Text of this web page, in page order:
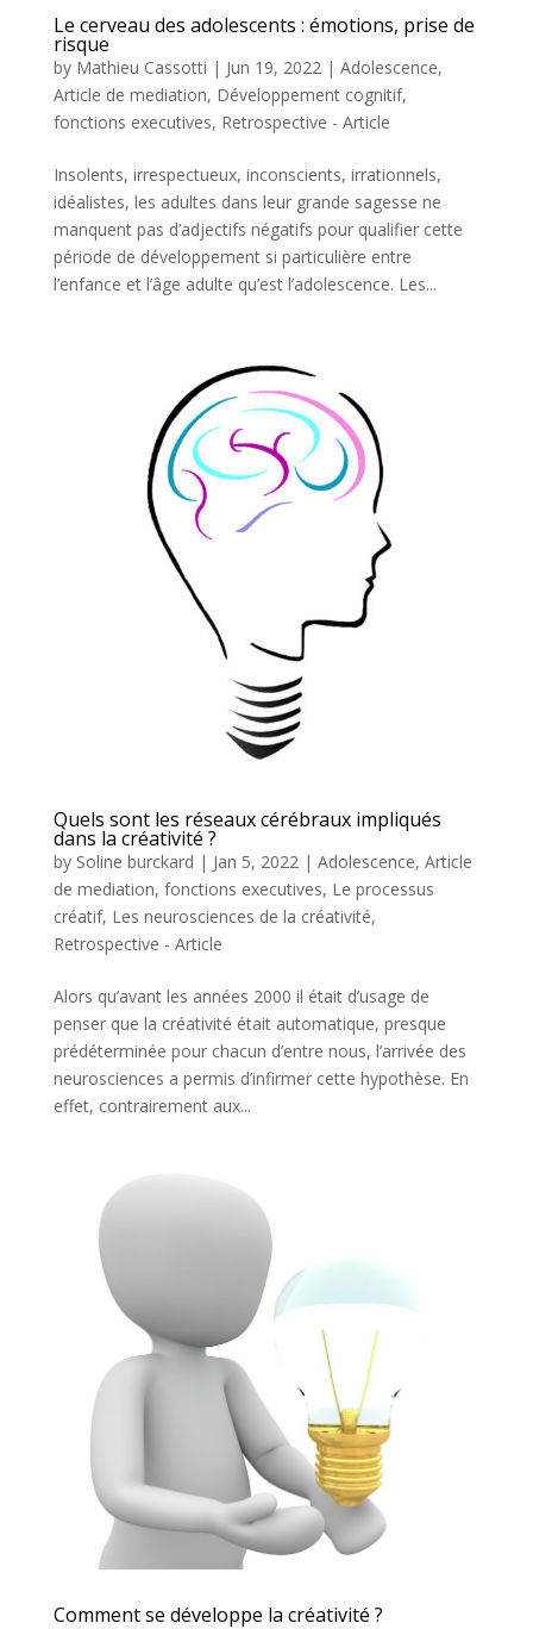
Le cerveau des adolescents : émotions, prise de
risque
by Mathieu Cassotti | Jun 19, 2022 | Adolescence,
Article de mediation, Développement cognitif,
fonctions executives, Retrospective - Article
Insolents, irrespectueux, inconscients, irrationnels,
idéalistes, les adultes dans leur grande sagesse ne
manquent pas d’adjectifs négatifs pour qualifier cette
période de développement si particulière entre
l’enfance et l’âge adulte qu’est l’adolescence. Les...
Quels sont les réseaux cérébraux impliqués
dans la créativité ?
by Soline burckard | Jan 5, 2022| Adolescence, Article
de mediation, fonctions executives, Le processus
créatif, Les neurosciences de la créativité,
Retrospective - Article
Alors qu’avant les années 2000 il était d’usage de
penser que la créativité était automatique, presque
prédéterminée pour chacun d’entre nous, l’arrivée des
neurosciences a permis d’infirmer cette hypothèse. En
effet, contrairement aux...
Comment se développe la créativité ?